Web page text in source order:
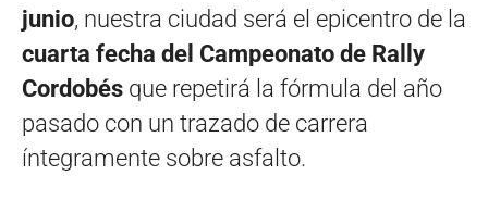
junio, nuestra ciudad será el epicentro de la
cuarta fecha del Campeonato de Rally
Cordobés que repetirá la fórmula del año
pasado con un trazado de carrera
íntegramente sobre asfalto.